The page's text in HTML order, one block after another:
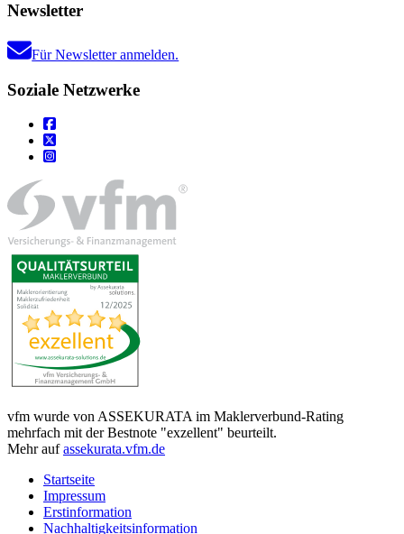
Newsletter
Für Newsletter anmelden.
Soziale Netzwerke
vfm wurde von ASSEKURATA im Maklerverbund-Rating
mehrfach mit der Bestnote "exzellent" beurteilt.
Mehr aufassekurata.vfm.de
Startseite
Impressum
Erstinformation
Nachhaltigkeitsinformation